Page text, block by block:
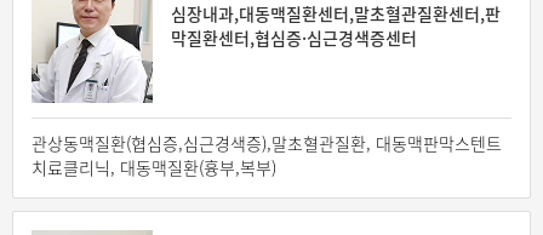
심장내과,대동맥질환센터,말초혈관질환센터,판
막질환센터,협심증·심근경색증센터
관상동맥질환(협심증,심근경색증),말초혈관질환, 대동맥판막스텐트
치료클리닉, 대동맥질환(흉부,복부)